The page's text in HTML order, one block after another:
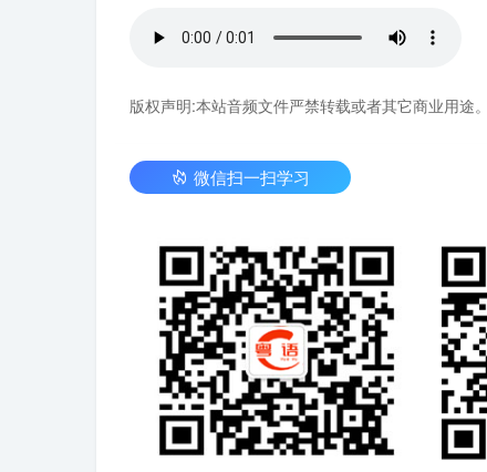
版权声明:本站音频文件严禁转载或者其它商业用途。
微信扫一扫学习